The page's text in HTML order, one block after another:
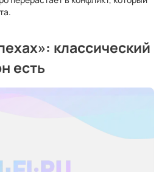
классический
есть